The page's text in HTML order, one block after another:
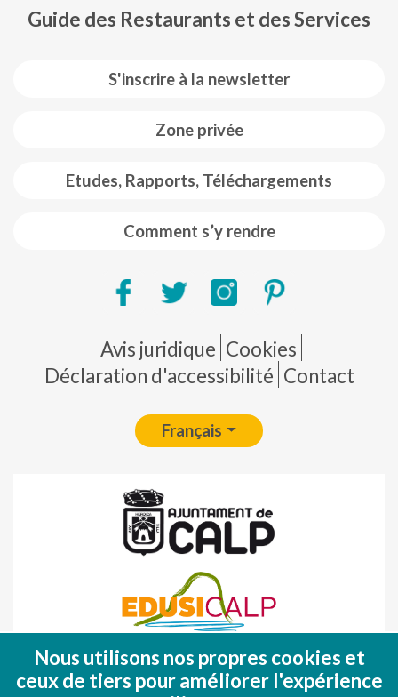
S'inscrire à la newsletter
Zone privée
Etudes, Rapports, Téléchargements
Comment s’y rendre
Guide des Restaurants et des Services
Pie de página
Avis juridique Cookies
Déclaration d'accessibilité Contact
Français
Fondo Europeo de Desarrollo Regional
(FEDER)
Nous utilisons nos propres cookies et
ceux de tiers pour améliorer l'expérience